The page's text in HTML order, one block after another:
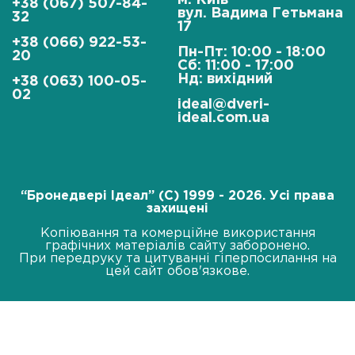
+38 (067) 507-84-
32
+38 (066) 922-53-
20
+38 (063) 100-05-
02
вул. Вадима Гетьмана
17
Пн-Пт: 10:00 - 18:00
Сб: 11:00 - 17:00
Нд: вихідний
ideal@dveri-
ideal.com.ua
“Бронедвері Ідеал” (C) 1999 - 2026. Усі права
захищені
Копіювання та комерційне використання
графічних матеріалів сайту заборонено.
При передруку та цитуванні гіперпосилання на
цей сайт обов'язкове.